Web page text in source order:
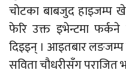
चोटका बाबजुद हाइजम्प
फेरि उक्त इभेन्टमा
दिइइन् । आइतबार लङजम्प
सविता चौधरीसँग पराजित